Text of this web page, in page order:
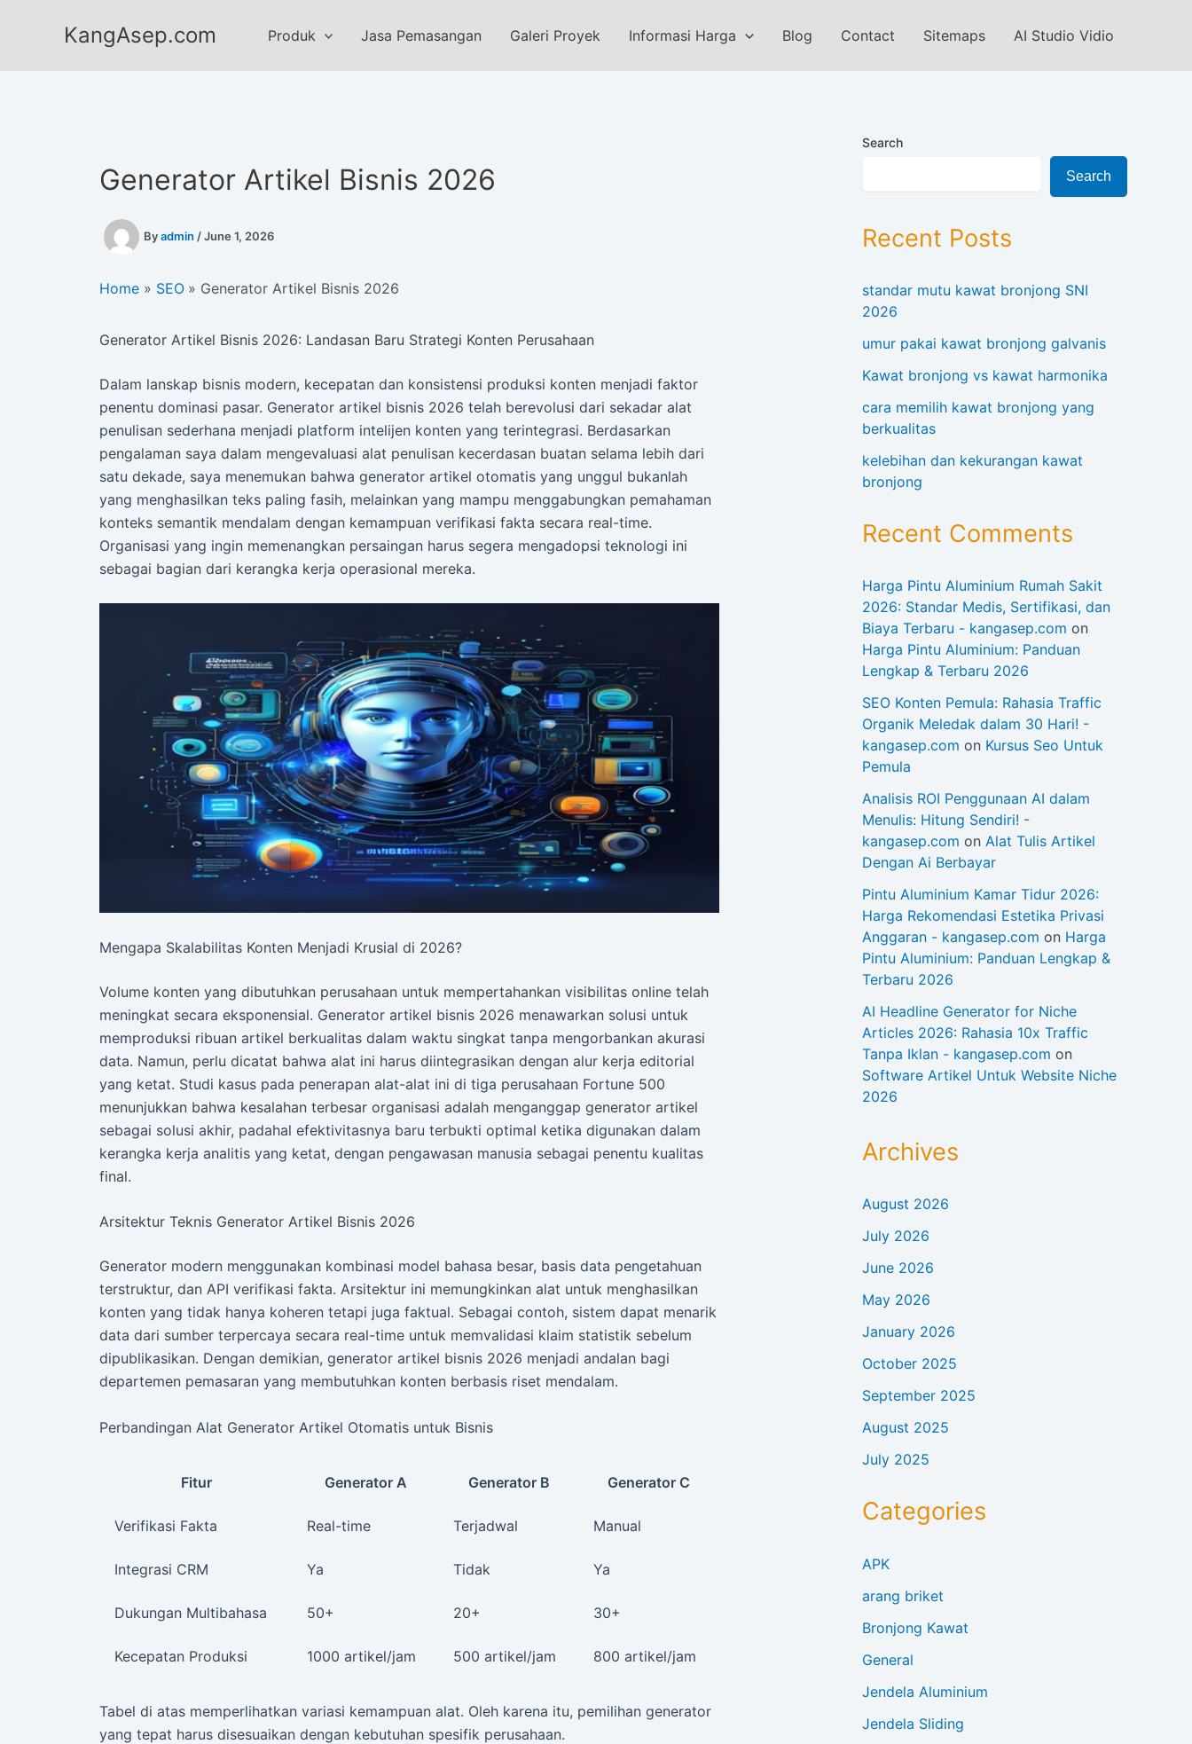
KangAsep.com Produk Jasa Pemasangan Galeri Proyek Informasi Harga Blog Contact Sitemaps AI Studio Vidio
Generator Artikel Bisnis 2026
Byadmin /June 1, 2026
Home SEO Generator Artikel Bisnis 2026
Generator Artikel Bisnis 2026: Landasan Baru Strategi Konten Perusahaan
Dalam lanskap bisnis modern, kecepatan dan konsistensi produksi konten menjadi faktor
penentu dominasi pasar. Generator artikel bisnis 2026 telah berevolusi dari sekadar alat
penulisan sederhana menjadi platform intelijen konten yang terintegrasi. Berdasarkan
pengalaman saya dalam mengevaluasi alat penulisan kecerdasan buatan selama lebih dari
satu dekade, saya menemukan bahwa generator artikel otomatis yang unggul bukanlah
yang menghasilkan teks paling fasih, melainkan yang mampu menggabungkan pemahaman
konteks semantik mendalam dengan kemampuan verifikasi fakta secara real-time.
Organisasi yang ingin memenangkan persaingan harus segera mengadopsi teknologi ini
sebagai bagian dari kerangka kerja operasional mereka.
Mengapa Skalabilitas Konten Menjadi Krusial di 2026?
Volume konten yang dibutuhkan perusahaan untuk mempertahankan visibilitas online telah
meningkat secara eksponensial. Generator artikel bisnis 2026 menawarkan solusi untuk
memproduksi ribuan artikel berkualitas dalam waktu singkat tanpa mengorbankan akurasi
data. Namun, perlu dicatat bahwa alat ini harus diintegrasikan dengan alur kerja editorial
yang ketat. Studi kasus pada penerapan alat-alat ini di tiga perusahaan Fortune 500
menunjukkan bahwa kesalahan terbesar organisasi adalah menganggap generator artikel
sebagai solusi akhir, padahal efektivitasnya baru terbukti optimal ketika digunakan dalam
kerangka kerja analitis yang ketat, dengan pengawasan manusia sebagai penentu kualitas
final.
Arsitektur Teknis Generator Artikel Bisnis 2026
Generator modern menggunakan kombinasi model bahasa besar, basis data pengetahuan
terstruktur, dan API verifikasi fakta. Arsitektur ini memungkinkan alat untuk menghasilkan
konten yang tidak hanya koheren tetapi juga faktual. Sebagai contoh, sistem dapat menarik
data dari sumber terpercaya secara real-time untuk memvalidasi klaim statistik sebelum
dipublikasikan. Dengan demikian, generator artikel bisnis 2026 menjadi andalan bagi
departemen pemasaran yang membutuhkan konten berbasis riset mendalam.
Perbandingan Alat Generator Artikel Otomatis untuk Bisnis
Fitur Generator A Generator B Generator C
Verifikasi Fakta Real-time Terjadwal Manual
Integrasi CRM Ya Tidak Ya
Dukungan Multibahasa 50+ 20+ 30+
Kecepatan Produksi 1000 artikel/jam 500 artikel/jam 800 artikel/jam
Tabel di atas memperlihatkan variasi kemampuan alat. Oleh karena itu, pemilihan generator
yang tepat harus disesuaikan dengan kebutuhan spesifik perusahaan.
Search
Search
Recent Posts
standar mutu kawat bronjong SNI
2026
umur pakai kawat bronjong galvanis
Kawat bronjong vs kawat harmonika
cara memilih kawat bronjong yang
berkualitas
kelebihan dan kekurangan kawat
bronjong
Recent Comments
Harga Pintu Aluminium Rumah Sakit
2026: Standar Medis, Sertifikasi, dan
Biaya Terbaru - kangasep.com on
Harga Pintu Aluminium: Panduan
Lengkap & Terbaru 2026
SEO Konten Pemula: Rahasia Traffic
Organik Meledak dalam 30 Hari! -
kangasep.com on Kursus Seo Untuk
Pemula
Analisis ROI Penggunaan AI dalam
Menulis: Hitung Sendiri! -
kangasep.com on Alat Tulis Artikel
Dengan Ai Berbayar
Pintu Aluminium Kamar Tidur 2026:
Harga Rekomendasi Estetika Privasi
Anggaran - kangasep.com on Harga
Pintu Aluminium: Panduan Lengkap &
Terbaru 2026
AI Headline Generator for Niche
Articles 2026: Rahasia 10x Traffic
Tanpa Iklan - kangasep.com on
Software Artikel Untuk Website Niche
2026
Archives
August 2026
July 2026
June 2026
May 2026
January 2026
October 2025
September 2025
August 2025
July 2025
Categories
APK
arang briket
Bronjong Kawat
General
Jendela Aluminium
Jendela Sliding